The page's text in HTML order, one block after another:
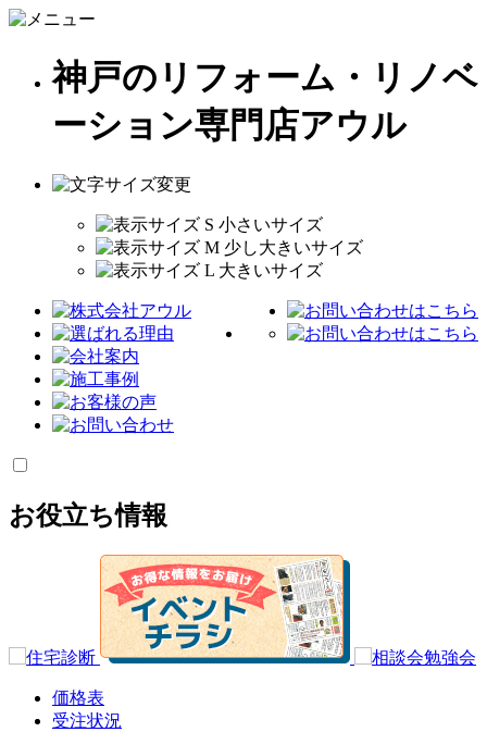
神戸のリフォーム・リノベ
ーション専門店アウル
お役立ち情報
価格表
受注状況